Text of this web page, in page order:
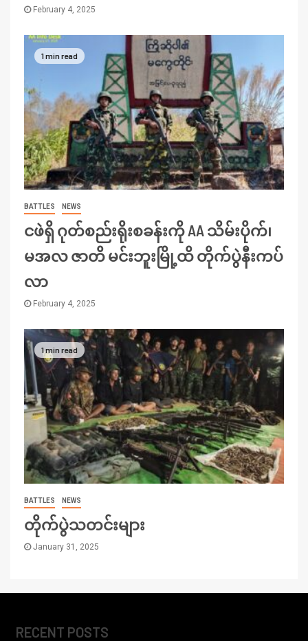
February 4, 2025
1 min read
BATTLES NEWS
ငဖဲရှိ ဂုတ်စည်းရိုးစခန်းကို AA သိမ်းပိုက်၊
မအလ ဇာတိ မင်းဘူးမြို့ထိ တိုက်ပွဲနီးကပ်
လာ
February 4, 2025
1 min read
BATTLES NEWS
တိုက်ပွဲသတင်းများ
January 31, 2025
RECENT POSTS